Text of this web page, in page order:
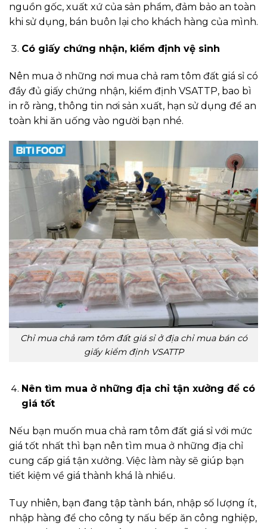
nguồn gốc, xuất xứ của sản phẩm, đảm bảo an toàn
khi sử dụng, bán buôn lại cho khách hàng của mình.
Có giấy chứng nhận, kiểm định vệ sinh
Nên mua ở những nơi mua chả ram tôm đất giá sỉ có
đầy đủ giấy chứng nhận, kiểm định VSATTP, bao bì
in rõ ràng, thông tin nơi sản xuất, hạn sử dụng để an
toàn khi ăn uống vào người bạn nhé.
Chỉ mua chả ram tôm đất giá sỉ ở địa chỉ mua bán có
giấy kiểm định VSATTP
Nên tìm mua ở những địa chỉ tận xưởng để có
giá tốt
Nếu bạn muốn mua chả ram tôm đất giá sỉ với mức
giá tốt nhất thì bạn nên tìm mua ở những địa chỉ
cung cấp giá tận xưởng. Việc làm này sẽ giúp bạn
tiết kiệm về giá thành khá là nhiều.
Tuy nhiên, bạn đang tập tành bán, nhập số lượng ít,
nhập hàng để cho công ty nấu bếp ăn công nghiệp,